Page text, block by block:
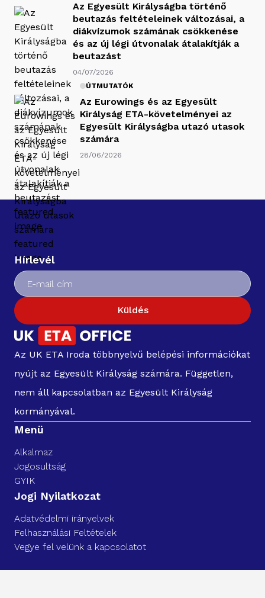
Az Egyesült Királyságba történő
beutazás feltételeinek változásai, a
diákvízumok számának csökkenése
és az új légi útvonalak átalakítják a
beutazást
04/07/2026
ÚTMUTATÓK
Az Eurowings és az Egyesült
Királyság ETA-követelményei az
Egyesült Királyságba utazó utasok
számára
28/06/2026
Hírlevél
Küldés
Az UK ETA Iroda többnyelvű belépési információkat
nyújt az Egyesült Királyság számára. Független,
nem áll kapcsolatban az Egyesült Királyság
kormányával.
Menü
Alkalmaz
Jogosultság
GYIK
Jogi Nyilatkozat
Adatvédelmi irányelvek
Felhasználási Feltételek
Vegye fel velünk a kapcsolatot